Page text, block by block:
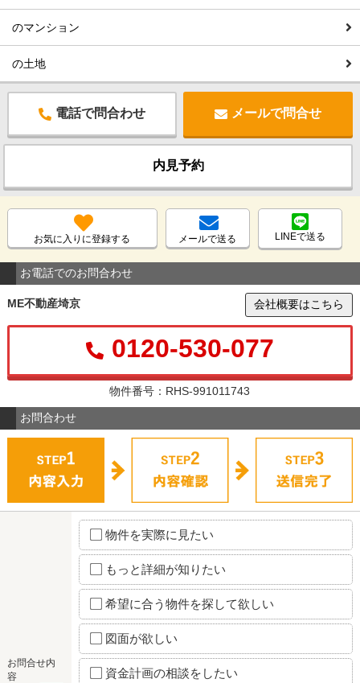
のマンション
の土地
電話で問合わせ メールで問合せ
内見予約
お気に入りに登録する メールで送る LINEで送る
お電話でのお問合わせ
ME不動産埼京 会社概要はこちら
0120-530-077
物件番号：RHS-991011743
お問合わせ
お問合せ内
容
物件を実際に見たい
もっと詳細が知りたい
希望に合う物件を探して欲しい
図面が欲しい
資金計画の相談をしたい